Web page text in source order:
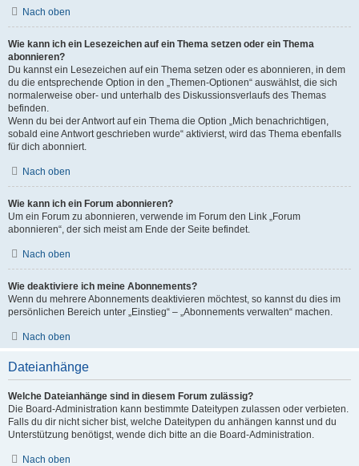
Nach oben
Wie kann ich ein Lesezeichen auf ein Thema setzen oder ein Thema
abonnieren?
Du kannst ein Lesezeichen auf ein Thema setzen oder es abonnieren, in dem
du die entsprechende Option in den „Themen-Optionen“ auswählst, die sich
normalerweise ober- und unterhalb des Diskussionsverlaufs des Themas
befinden.
Wenn du bei der Antwort auf ein Thema die Option „Mich benachrichtigen,
sobald eine Antwort geschrieben wurde“ aktivierst, wird das Thema ebenfalls
für dich abonniert.
Nach oben
Wie kann ich ein Forum abonnieren?
Um ein Forum zu abonnieren, verwende im Forum den Link „Forum
abonnieren“, der sich meist am Ende der Seite befindet.
Nach oben
Wie deaktiviere ich meine Abonnements?
Wenn du mehrere Abonnements deaktivieren möchtest, so kannst du dies im
persönlichen Bereich unter „Einstieg“ – „Abonnements verwalten“ machen.
Nach oben
Dateianhänge
Welche Dateianhänge sind in diesem Forum zulässig?
Die Board-Administration kann bestimmte Dateitypen zulassen oder verbieten.
Falls du dir nicht sicher bist, welche Dateitypen du anhängen kannst und du
Unterstützung benötigst, wende dich bitte an die Board-Administration.
Nach oben